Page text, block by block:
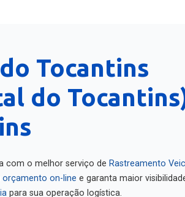
Tocantins
do
com o melhor serviço de Rastreamento
orçamento on-line e garanta maior
para sua operação logística.